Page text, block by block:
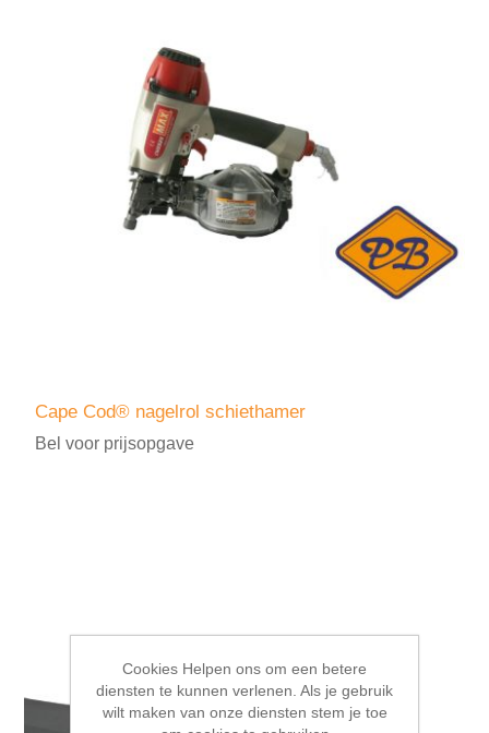
Cape Cod® nagelrol schiethamer
Bel voor prijsopgave
Cookies Helpen ons om een betere
diensten te kunnen verlenen. Als je gebruik
wilt maken van onze diensten stem je toe